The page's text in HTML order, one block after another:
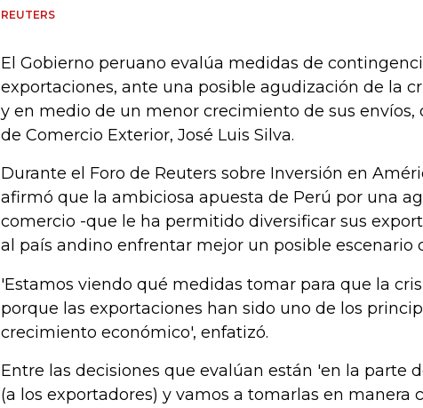
REUTERS
El Gobierno peruano evalúa medidas de
exportaciones, ante una posible agudización de la
y en medio de un menor crecimiento de sus envíos,
de Comercio Exterior, José Luis Silva.
Durante el Foro de Reuters sobre Inversión en
afirmó que la ambiciosa apuesta de Perú por una
comercio -que le ha permitido diversificar sus
al país andino enfrentar mejor un posible escenario
'Estamos viendo qué medidas tomar para que la
porque las exportaciones han sido uno de los
crecimiento económico', enfatizó.
Entre las decisiones que evalúan están 'en la parte
(a los exportadores) y vamos a tomarlas en manera